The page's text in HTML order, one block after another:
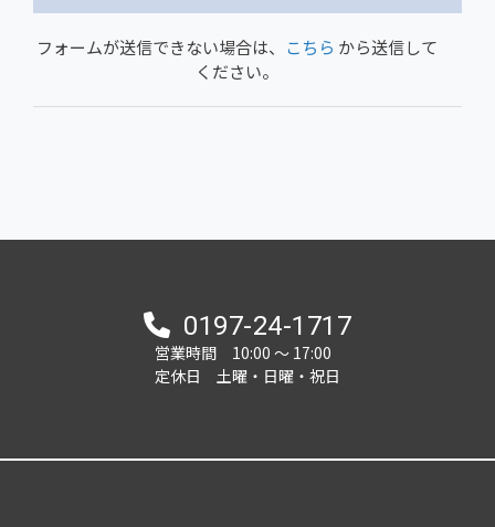
フォームが送信できない場合は、 こちら から送信して
ください。
0197-24-1717
営業時間 10:00 ～ 17:00
定休日 土曜・日曜・祝日